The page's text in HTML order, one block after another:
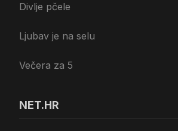
Divlje pčele
Ljubav je na selu
Večera za 5
NET.HR